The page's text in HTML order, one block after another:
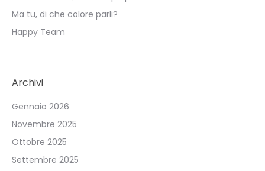
Ma tu, di che colore parli?
Happy Team
Archivi
Gennaio 2026
Novembre 2025
Ottobre 2025
Settembre 2025